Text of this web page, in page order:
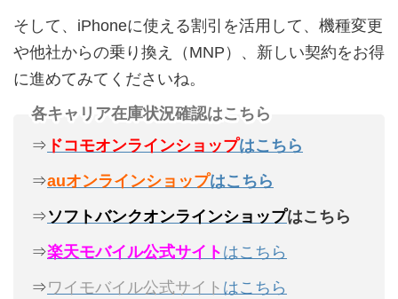
そして、iPhoneに使える割引を活用して、機種変更
や他社からの乗り換え（MNP）、新しい契約をお得
に進めてみてくださいね。
各キャリア在庫状況確認はこちら
⇒ ドコモオンラインショップはこちら
⇒auオンラインショップはこちら
⇒ソフトバンクオンラインショップはこちら
⇒楽天モバイル公式サイト はこちら
⇒ワイモバイル公式サイト はこちら